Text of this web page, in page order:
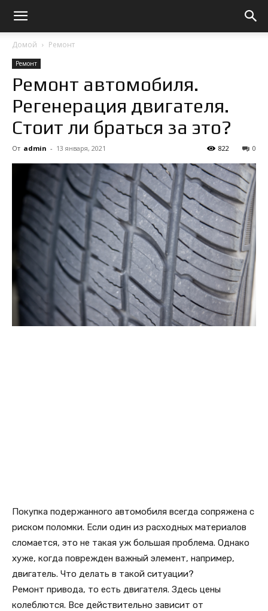
Домой Ремонт
Ремонт
Ремонт автомобиля.
Регенерация двигателя.
Стоит ли браться за это?
От admin - 13 января, 2021 0
822
Покупка подержанного автомобиля всегда сопряжена с
риском поломки. Если один из расходных материалов
сломается, это не такая уж большая проблема. Однако
хуже, когда поврежден важный элемент, например,
двигатель. Что делать в такой ситуации?
Ремонт привода, то есть двигателя. Здесь цены
колеблются. Все действительно зависит от